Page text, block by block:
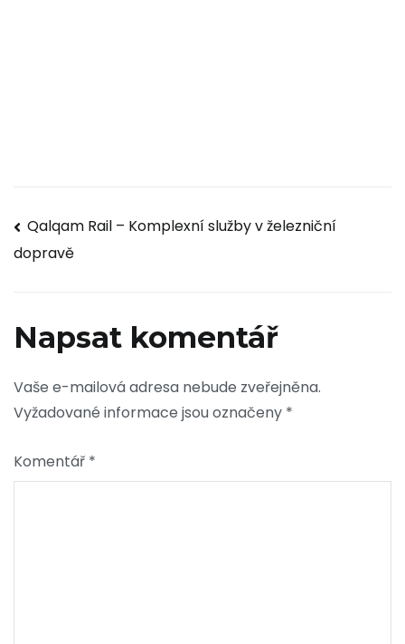
Navigace
pro
Qalqam Rail – Komplexní služby v železniční
dopravě
Napsat komentář
Vaše e-mailová adresa nebude zveřejněna.
Vyžadované informace jsou označeny *
Komentář *